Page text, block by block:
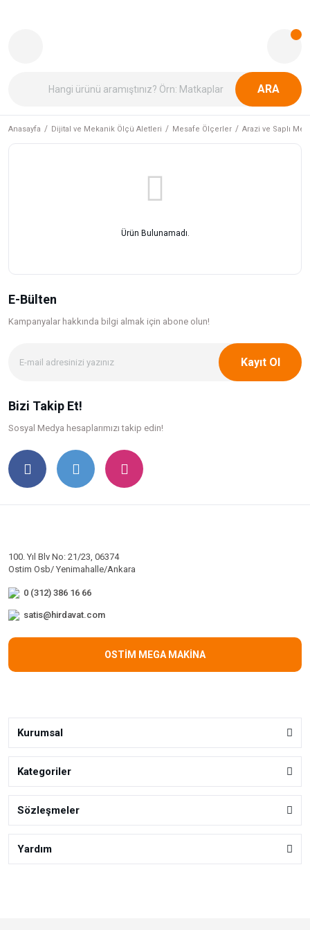
ARA
Anasayfa Dijital ve Mekanik Ölçü Aletleri Mesafe Ölçerler Arazi ve Saplı
Ürün Bulunamadı.
E-Bülten
Kampanyalar hakkında bilgi almak için abone olun!
Kayıt Ol
Bizi Takip Et!
Sosyal Medya hesaplarımızı takip edin!
100. Yıl Blv No: 21/23, 06374
Ostim Osb/ Yenimahalle/Ankara
0 (312) 386 16 66
satis@hirdavat.com
OSTİM MEGA MAKİNA
Kurumsal
Kategoriler
Sözleşmeler
Yardım